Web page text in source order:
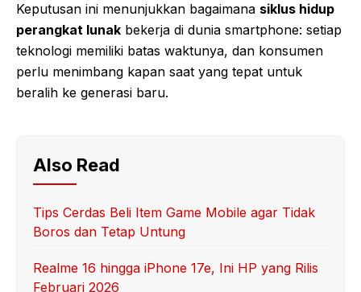
Keputusan ini menunjukkan bagaimana siklus hidup
perangkat lunak bekerja di dunia smartphone: setiap
teknologi memiliki batas waktunya, dan konsumen
perlu menimbang kapan saat yang tepat untuk
beralih ke generasi baru.
Also Read
Tips Cerdas Beli Item Game Mobile agar Tidak
Boros dan Tetap Untung
Realme 16 hingga iPhone 17e, Ini HP yang Rilis
Februari 2026